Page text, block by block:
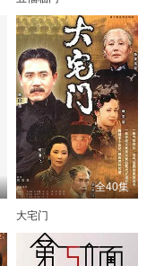
全40集
大宅门